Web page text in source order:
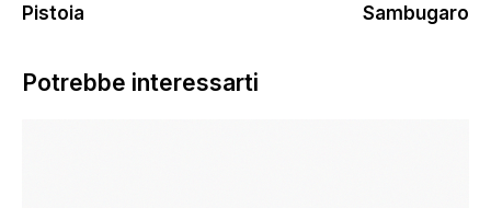
Pistoia
Sambugaro
Potrebbe interessarti